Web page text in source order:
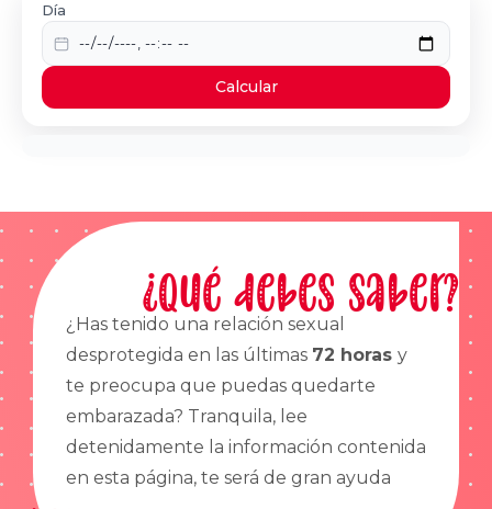
Día
Calcular
¿Qué debes saber?
¿Has tenido una relación sexual
desprotegida en las últimas 72 horas y
te preocupa que puedas quedarte
embarazada? Tranquila, lee
detenidamente la información contenida
en esta página, te será de gran ayuda